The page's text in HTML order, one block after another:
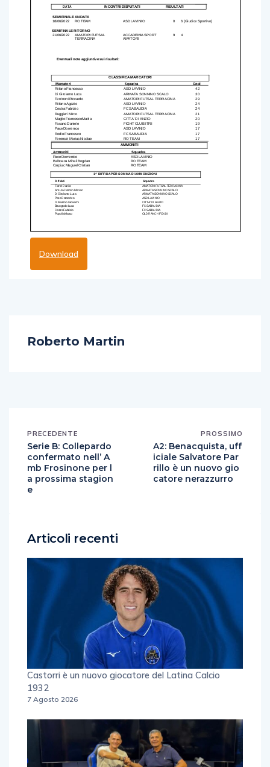
Download
Roberto Martin
PRECEDENTE
Serie B: Collepardo
confermato nell’ A
mb Frosinone per l
a prossima stagion
e
PROSSIMO
A2: Benacquista, uff
iciale Salvatore Par
rillo è un nuovo gio
catore nerazzurro
Articoli recenti
Castorri è un nuovo giocatore del Latina Calcio
1932
7 Agosto 2026